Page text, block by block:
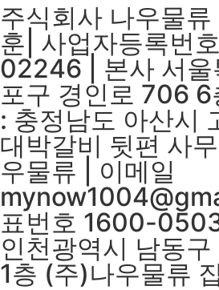
주식회사 나우물류
훈| 사업자등록번
02246 | 본사 서울
포구 경인로 706 6
: 충정남도 아산시
대박갈비 뒷편 사
우물류 | 이메일
표번호 1600-
인천광역시 남동
1층 (주)나우물류